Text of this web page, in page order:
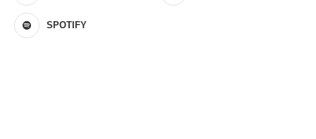
SPOTIFY